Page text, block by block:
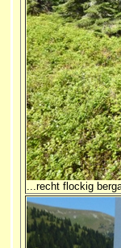
...recht flockig